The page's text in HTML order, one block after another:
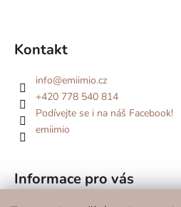
Informace pro vás
Kontakt
info@emiimio.cz
+420 778 540 814
Podívejte se i na náš Facebook!
emiimio